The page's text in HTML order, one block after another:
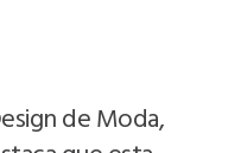
de Moda,